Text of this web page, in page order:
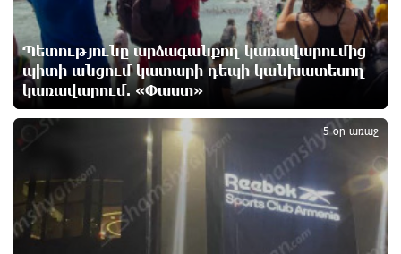
Մարիաննա Ղահրամանյան
4 ժամ առաջ
Ընդդիմությունը պետք է օր առաջ համախմբվի այս
ծանր իրավիճակից դուրս գալու համար. Արմեն
4 ժամ առաջ
Դուք ու ձեր անտաղանդ շոուները ոչ ավելին են,
քան անհաջող ու չստացված դերասանի թատրոն.
Աննա Կոստանյան
5 ժամ առաջ
Պետությունը արձագանքող կառավարումից
պիտի անցում կատարի դեպի կանխատեսող
կառավարում. «Փաստ»
5 օր առաջ
5